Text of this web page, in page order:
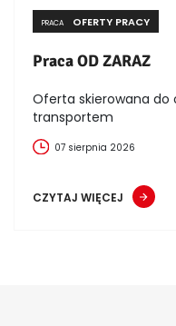
PRACA OFERTY PRACY
Praca OD ZARAZ
Oferta skierowana do
transportem
07 sierpnia 2026
CZYTAJ WIĘCEJ